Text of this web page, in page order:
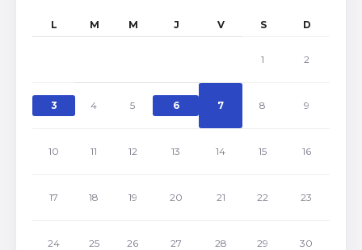
L M M J V S D
1 2
3 4 5 6 7 8 9
10 11 12 13 14 15 16
17 18 19 20 21 22 23
24 25 26 27 28 29 30